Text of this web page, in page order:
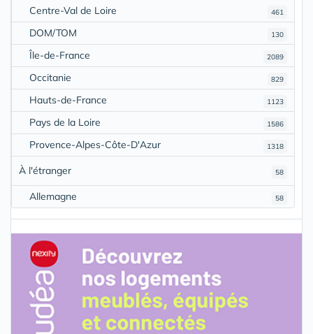
461
Centre-Val de Loire
130
DOM/TOM
2089
Île-de-France
829
Occitanie
1123
Hauts-de-France
1586
Pays de la Loire
1318
Provence-Alpes-Côte-D'Azur
58
À l'étranger
58
Allemagne